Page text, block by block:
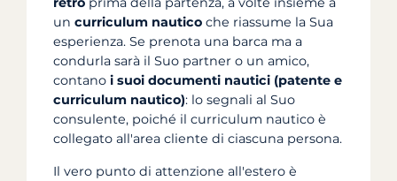
un curriculum nautico che riassume la Sua
esperienza. Se prenota una barca ma a
condurla sarà il Suo partner o un amico,
contano i suoi documenti nautici (patente e
curriculum nautico): lo segnali al Suo
consulente, poiché il curriculum nautico è
collegato all'area cliente di ciascuna persona.
Il vero punto di attenzione all'estero è